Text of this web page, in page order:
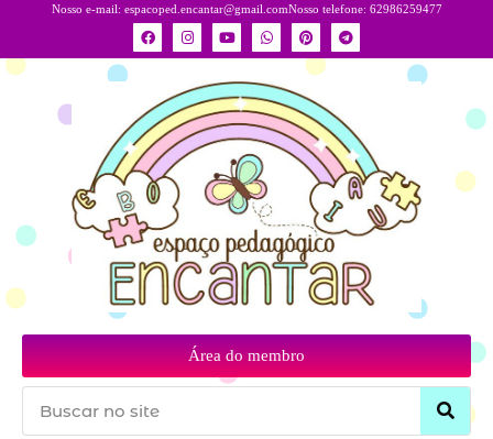
Nosso e-mail: espacoped.encantar@gmail.comNosso telefone: 62986259477
Área do membro